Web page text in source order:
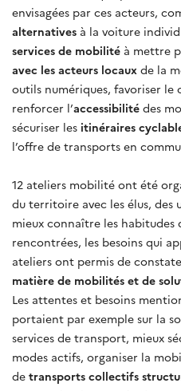
envisagées par ces acteurs,
alternatives à la voiture
services de mobilité à mettre
avec les acteurs locaux de la
outils numériques, favoriser
renforcer l’accessibilité des
sécuriser les itinéraires
l’offre de transports en
12 ateliers mobilité ont été
du territoire avec les élus, des
mieux connaître les
rencontrées, les besoins qui
ateliers ont permis de
matière de mobilités et de
Les attentes et besoins
portaient par exemple sur la
services de transport, mieux
modes actifs, organiser la
de transports collectifs